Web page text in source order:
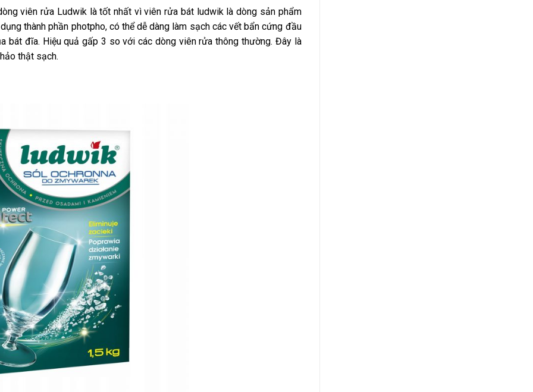
viên rửa Ludwik là tốt nhất vì viên rửa bát ludwik là dòng sản phẩm
thành phần photpho, có thể dễ dàng làm sạch các vết bẩn cứng đầu
bát đĩa. Hiệu quả gấp 3 so với các dòng viên rửa thông thường. Đây là
thật sạch.